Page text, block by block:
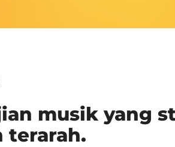
musik yang
terarah.